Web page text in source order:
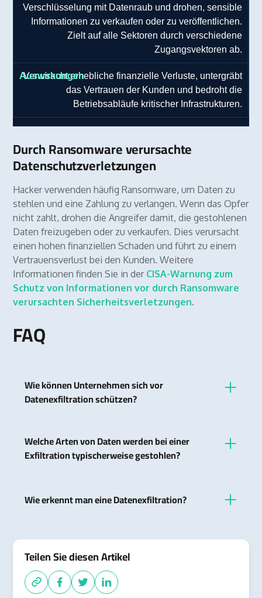
Verschlüsselung mit Datenraub und drohen, sensible
Informationen zu verkaufen oder zu veröffentlichen.
Zielt auf alle Sektoren durch verschiedene
Zugangsvektoren ab.
Verursacht erhebliche finanzielle Verluste, untergräbt
das Vertrauen der Kunden und bedroht die
Betriebsabläufe kritischer Infrastrukturen.
Durch Ransomware verursachte
Datenschutzverletzungen
Hacker verwenden häufig Ransomware, um Daten zu
stehlen und eine Zahlung zu verlangen. Wenn das Opfer
nicht zahlt, drohen die Angreifer damit, die gestohlenen
Daten freizugeben oder zu verkaufen. Dies verursacht
einen hohen finanziellen Schaden und führt zu einem
Vertrauensverlust bei den Kunden. Weitere
Informationen finden Sie in der CISA-Warnung zum
Schutz von Informationen vor durch Ransomware
verursachten Sicherheitsverletzungen.
FAQ
Wie können Unternehmen sich vor
Datenexfiltration schützen?
Sicherheitsprotokolle, regelmäßige Überwachung
des Netzwerkverkehrs und Schulung der
Welche Arten von Daten werden bei einer
Exfiltration typischerweise gestohlen?
Eigentum.
Wie erkennt man eine Datenexfiltration?
verdächtige Zugriffe auf sensible Bereiche und
unerklärliche Dateibewegungen sein.
Teilen Sie diesen Artikel